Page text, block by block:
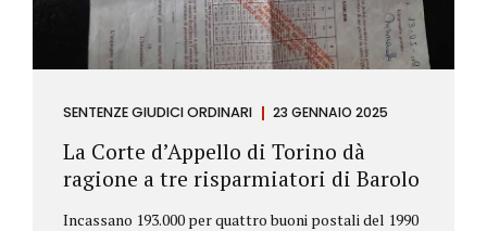
SENTENZE GIUDICI ORDINARI 23 GENNAIO 2025
La Corte d’Appello di Torino dà
ragione a tre risparmiatori di Barolo
Incassano 193.000 per quattro buoni postali del 1990